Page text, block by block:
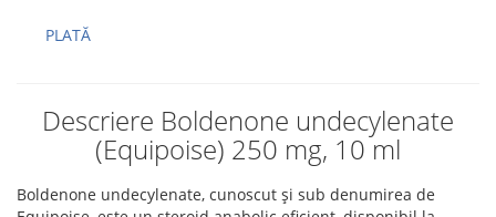
PLATĂ
Descriere Boldenone undecylenate
(Equipoise) 250 mg, 10 ml
Boldenone undecylenate, cunoscut și sub denumirea de